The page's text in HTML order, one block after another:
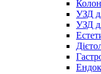
УЗД
УЗД